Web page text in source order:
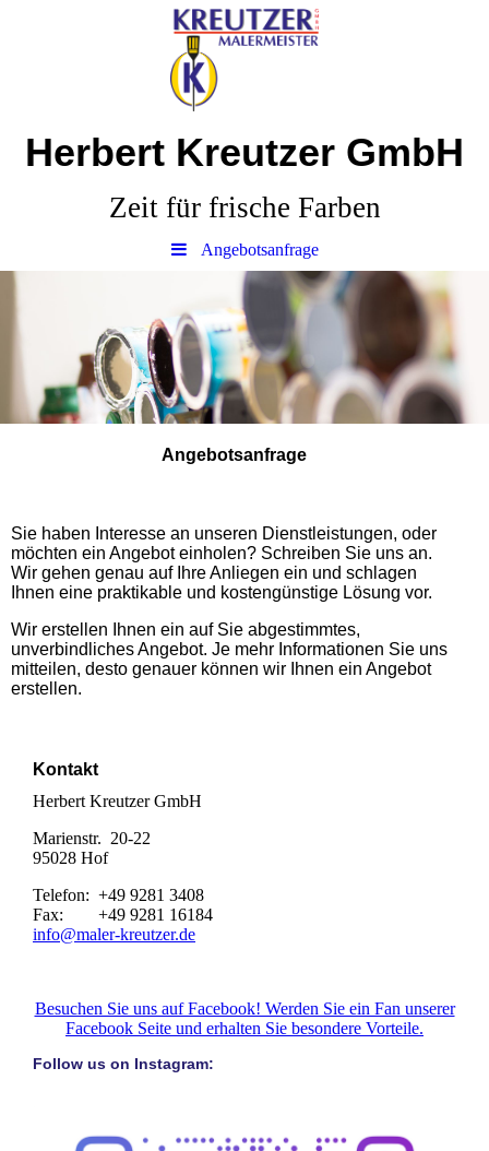
Herbert Kreutzer GmbH
Zeit für frische Farben
Angebotsanfrage
Angebotsanfrage
Sie haben Interesse an unseren Dienstleistungen, oder
möchten ein Angebot einholen? Schreiben Sie uns an.
Wir gehen genau auf Ihre Anliegen ein und schlagen
Ihnen eine praktikable und kostengünstige Lösung vor.
Wir erstellen Ihnen ein auf Sie abgestimmtes,
unverbindliches Angebot. Je mehr Informationen Sie uns
mitteilen, desto genauer können wir Ihnen ein Angebot
erstellen.
Kontakt
Herbert Kreutzer GmbH
Marienstr. 20-22
95028 Hof
Telefon: +49 9281 3408
Fax: +49 9281 16184
info@maler-kreutzer.de
Besuchen Sie uns auf Facebook! Werden Sie ein Fan unserer
Facebook Seite und erhalten Sie besondere Vorteile.
Follow us on Instagram: